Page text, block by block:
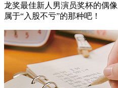
龙奖最佳新人男演员奖杯的偶
属于“入股不亏”的那种吧！